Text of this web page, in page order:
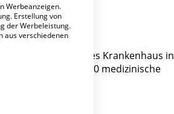
80 ist ein kleines Krankenhaus in
pro Jahr etwa 0 medizinische
Werbeanzeigen.
Erstellung von
der Werbeleistung.
aus verschiedenen